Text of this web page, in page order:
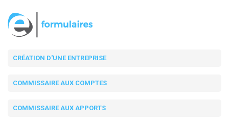
CRÉATION D'UNE ENTREPRISE
COMMISSAIRE AUX COMPTES
COMMISSAIRE AUX APPORTS